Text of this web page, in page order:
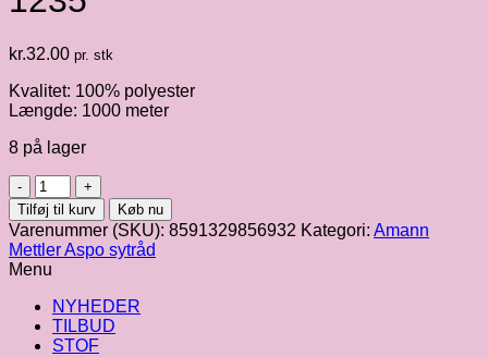
kr.32.00 pr. stk
Kvalitet: 100% polyester
Længde: 1000 meter
8 på lager
Amann
Aspo
|
1000
m,
fv.
1235
antal
Tilføj til kurv Køb nu
Varenummer (SKU): 8591329856932 Kategori: Amann
Mettler Aspo sytråd
Menu
NYHEDER
TILBUD
STOF